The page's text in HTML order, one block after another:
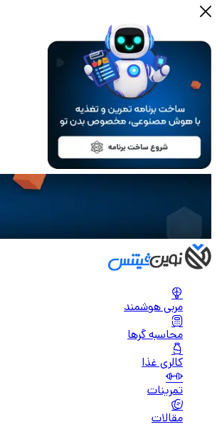
مربی هوشمند
محاسبه گرها
کالری غذا
تمرینات
مقالات